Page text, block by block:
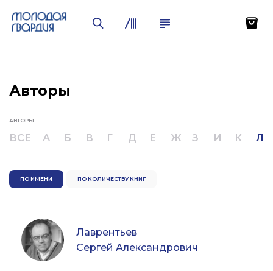
Авторы
АВТОРЫ
ВСЕ А Б В Г Д Е Ж З И К Л
ПО ИМЕНИ ПО КОЛИЧЕСТВУ КНИГ
Лаврентьев
Сергей Александрович